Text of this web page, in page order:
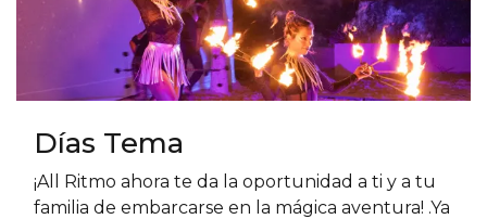
Días Tema
¡All Ritmo ahora te da la oportunidad a ti y a tu
familia de embarcarse en la mágica aventura! .Ya